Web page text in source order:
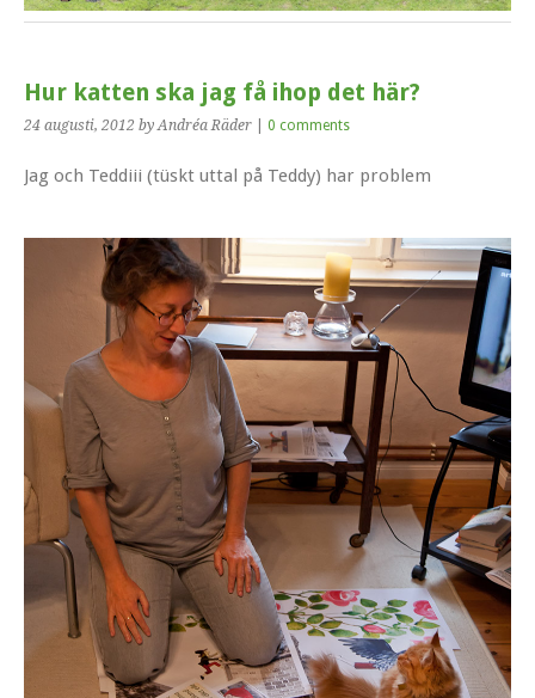
Hur katten ska jag få ihop det här?
24 augusti, 2012 by Andréa Räder 0 comments
Jag och Teddiii (tüskt uttal på Teddy) har problem